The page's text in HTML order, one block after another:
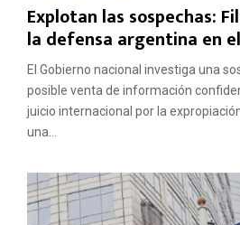
Explotan las sospechas:
la defensa argentina en
El Gobierno nacional investiga una
posible venta de información
juicio internacional por la
una...